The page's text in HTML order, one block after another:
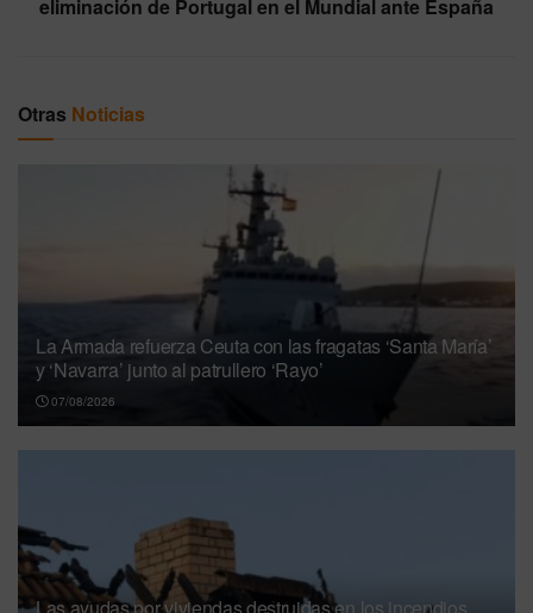
eliminación de Portugal en el Mundial ante España
Otras Noticias
La Armada refuerza Ceuta con las fragatas ‘Santa María’
y ‘Navarra’ junto al patrullero ‘Rayo’
07/08/2026